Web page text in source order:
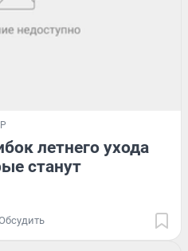
летнего ухода
станут